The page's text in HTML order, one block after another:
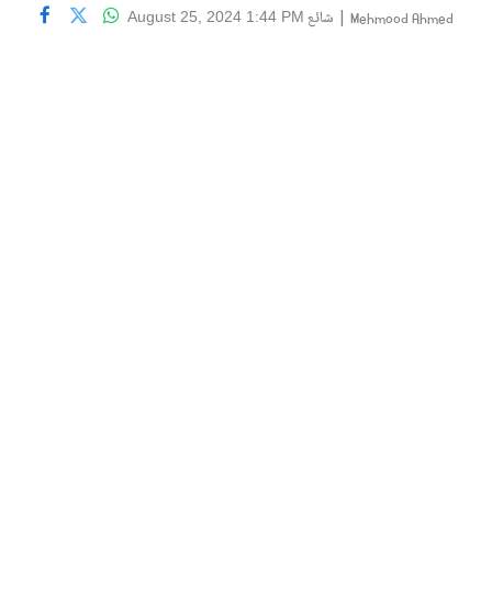
Mehmood Ahmed
| شائع August 25, 2024 1:44 PM